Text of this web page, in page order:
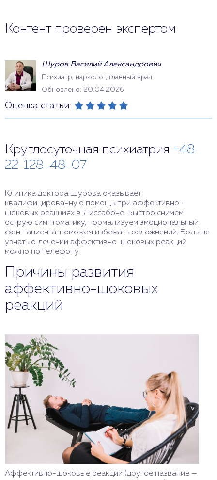
Контент проверен экспертом
Шуров Василий Александрович
Психиатр, нарколог, главный врач
Обновлено: 20.04.2026
Оценка статьи:
Круглосуточная психиатрия +48
22-128-48-07
Клиника доктора Шурова оказывает
квалифицированную помощь при аффективно-
шоковых реакциях в Лиссабоне. Быстро снимем
острую симптоматику, нормализуем эмоциональный
фон пациента, поможем избежать осложнений. Больше
узнать о лечении аффективно-шоковых реакций
можно по телефону.
Причины развития
аффективно-шоковых
реакций
Аффективно-шоковые реакции (другое название —